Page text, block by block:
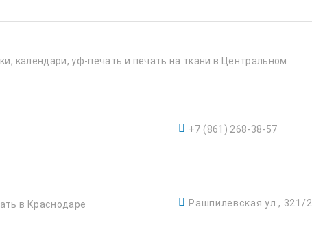
календари, уф-печать и печать на ткани в Центральном
+7 (861) 268-38-57
в Краснодаре
Рашпилевская ул., 321/2